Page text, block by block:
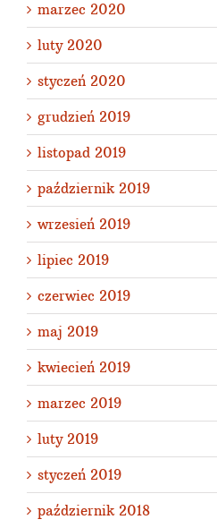
marzec 2020
luty 2020
styczeń 2020
grudzień 2019
listopad 2019
październik 2019
wrzesień 2019
lipiec 2019
czerwiec 2019
maj 2019
kwiecień 2019
marzec 2019
luty 2019
styczeń 2019
październik 2018